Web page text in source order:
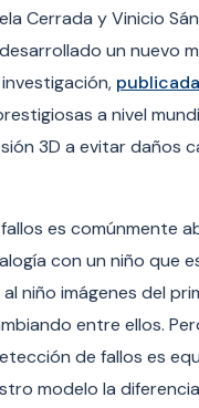
Cerrada y Vinicio
un
a nivel
3D a evitar
es comúnmente
con un niño
niño imágenes del
entre ellos.
de fallos es
modelo la